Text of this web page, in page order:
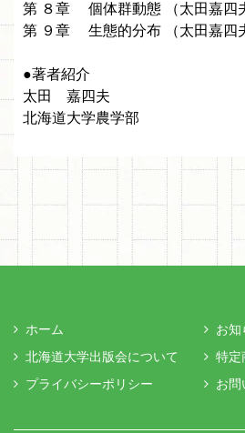
第 ８章 個体群動態 （太田嘉四
第 ９章 生態的分布 （太田嘉四
●著者紹介
太田 嘉四夫
北海道大学農学部
ホーム
お知
北海道大学出版会について
特定
プライバシーポリシー
お問